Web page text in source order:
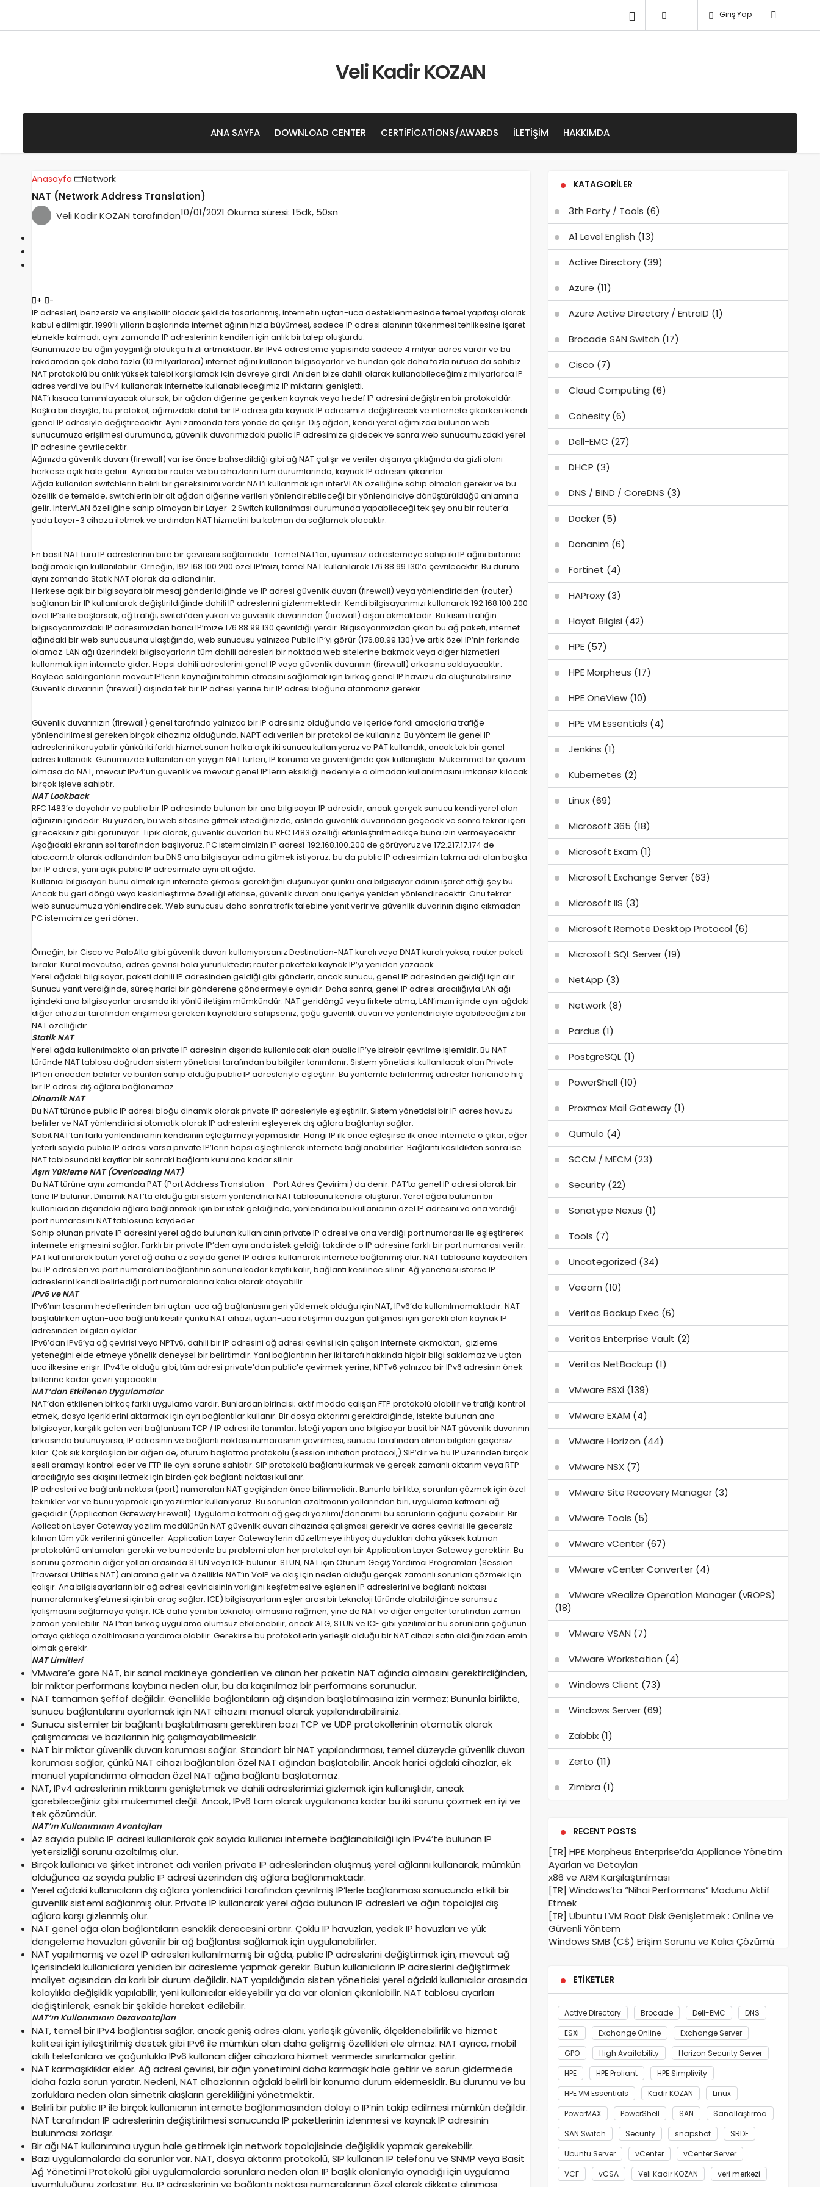
Giriş Yap
Veli Kadir KOZAN
ANA SAYFA DOWNLOAD CENTER CERTIFICATIONS/AWARDS İLETIŞIM HAKKIMDA
Anasayfa Network
NAT (Network Address Translation)
Veli Kadir KOZAN tarafından10/01/2021 Okuma süresi: 15dk, 50sn
+
-
IP adresleri, benzersiz ve erişilebilir olacak şekilde tasarlanmış, internetin uçtan-uca desteklenmesinde temel yapıtaşı olarak
kabul edilmiştir. 1990’lı yılların başlarında internet ağının hızla büyümesi, sadece IP adresi alanının tükenmesi tehlikesine işaret
etmekle kalmadı, aynı zamanda IP adreslerinin kendileri için anlık bir talep oluşturdu.
Günümüzde bu ağın yaygınlığı oldukça hızlı artmaktadır. Bir IPv4 adresleme yapısında sadece 4 milyar adres vardır ve bu
rakdamdan çok daha fazla (10 milyarlarca) internet ağını kullanan bilgisayarlar ve bundan çok daha fazla nufusa da sahibiz.
NAT protokolü bu anlık yüksek talebi karşılamak için devreye girdi. Aniden bize dahili olarak kullanabileceğimiz milyarlarca IP
adres verdi ve bu IPv4 kullanarak internette kullanabileceğimiz IP miktarını genişletti.
NAT’ı kısaca tamımlayacak olursak; bir ağdan diğerine geçerken kaynak veya hedef IP adresini değiştiren bir protokoldür.
Başka bir deyişle, bu protokol, ağımızdaki dahili bir IP adresi gibi kaynak IP adresimizi değiştirecek ve internete çıkarken kendi
genel IP adresiyle değiştirecektir. Aynı zamanda ters yönde de çalışır. Dış ağdan, kendi yerel ağımızda bulunan web
sunucumuza erişilmesi durumunda, güvenlik duvarımızdaki public IP adresimize gidecek ve sonra web sunucumuzdaki yerel
IP adresine çevrilecektir.
Ağınızda güvenlik duvarı (firewall) var ise önce bahsedildiği gibi ağ NAT çalışır ve veriler dışarıya çıktığında da gizli olanı
herkese açık hale getirir. Ayrıca bir router ve bu cihazların tüm durumlarında, kaynak IP adresini çıkarırlar.
Ağda kullanılan switchlerin belirli bir gereksinimi vardır NAT’ı kullanmak için interVLAN özelliğine sahip olmaları gerekir ve bu
özellik de temelde, switchlerin bir alt ağdan diğerine verileri yönlendirebileceği bir yönlendiriciye dönüştürüldüğü anlamına
gelir. InterVLAN özelliğine sahip olmayan bir Layer-2 Switch kullanılması durumunda yapabileceği tek şey onu bir router’a
yada Layer-3 cihaza iletmek ve ardından NAT hizmetini bu katman da sağlamak olacaktır.
En basit NAT türü IP adreslerinin bire bir çevirisini sağlamaktır. Temel NAT’lar, uyumsuz adreslemeye sahip iki IP ağını birbirine
bağlamak için kullanılabilir. Örneğin, 192.168.100.200 özel IP’mizi, temel NAT kullanılarak 176.88.99.130’a çevrilecektir. Bu durum
aynı zamanda Statik NAT olarak da adlandırılır.
Herkese açık bir bilgisayara bir mesaj gönderildiğinde ve IP adresi güvenlik duvarı (firewall) veya yönlendiriciden (router)
sağlanan bir IP kullanılarak değiştirildiğinde dahili IP adreslerini gizlenmektedir. Kendi bilgisayarımızı kullanarak 192.168.100.200
özel IP’si ile başlarsak, ağ trafiği; switch’den yukarı ve güvenlik duvarından (firewall) dışarı akmaktadır. Bu kısım trafiğin
bilgisayarımızdaki IP adresimizden harici IP’mize 176.88.99.130 çevrildiği yerdir. Bilgisayarımızdan çıkan bu ağ paketi, internet
ağındaki bir web sunucusuna ulaştığında, web sunucusu yalnızca Public IP’yi görür (176.88.99.130) ve artık özel IP’nin farkında
olamaz. LAN ağı üzerindeki bilgisayarların tüm dahili adresleri bir noktada web sitelerine bakmak veya diğer hizmetleri
kullanmak için internete gider. Hepsi dahili adreslerini genel IP veya güvenlik duvarının (firewall) arkasına saklayacaktır.
Böylece saldırganların mevcut IP’lerin kaynağını tahmin etmesini sağlamak için birkaç genel IP havuzu da oluşturabilirsiniz.
Güvenlik duvarının (firewall) dışında tek bir IP adresi yerine bir IP adresi bloğuna atanmanız gerekir.
Güvenlik duvarınızın (firewall) genel tarafında yalnızca bir IP adresiniz olduğunda ve içeride farklı amaçlarla trafiğe
yönlendirilmesi gereken birçok cihazınız olduğunda, NAPT adı verilen bir protokol de kullanırız. Bu yöntem ile genel IP
adreslerini koruyabilir çünkü iki farklı hizmet sunan halka açık iki sunucu kullanıyoruz ve PAT kullandık, ancak tek bir genel
adres kullandık. Günümüzde kullanılan en yaygın NAT türleri, IP koruma ve güvenliğinde çok kullanışlıdır. Mükemmel bir çözüm
olmasa da NAT, mevcut IPv4’ün güvenlik ve mevcut genel IP’lerin eksikliği nedeniyle o olmadan kullanılmasını imkansız kılacak
birçok işleve sahiptir.
NAT Lookback
RFC 1483’e dayalıdır ve public bir IP adresinde bulunan bir ana bilgisayar IP adresidir, ancak gerçek sunucu kendi yerel alan
ağınızın içindedir. Bu yüzden, bu web sitesine gitmek istediğinizde, aslında güvenlik duvarından geçecek ve sonra tekrar içeri
gireceksiniz gibi görünüyor. Tipik olarak, güvenlik duvarları bu RFC 1483 özelliği etkinleştirilmedikçe buna izin vermeyecektir.
Aşağıdaki ekranın sol tarafından başlıyoruz. PC istemcimizin IP adresi 192.168.100.200 de görüyoruz ve 172.217.17.174 de
abc.com.tr olarak adlandırılan bu DNS ana bilgisayar adına gitmek istiyoruz, bu da public IP adresimizin takma adı olan başka
bir IP adresi, yani açık public IP adresimizle aynı alt ağda.
Kullanıcı bilgisayarı bunu almak için internete çıkması gerektiğini düşünüyor çünkü ana bilgisayar adının işaret ettiği şey bu.
Ancak bu geri döngü veya keskinleştirme özelliği etkinse, güvenlik duvarı onu içeriye yeniden yönlendirecektir. Onu tekrar
web sunucumuza yönlendirecek. Web sunucusu daha sonra trafik talebine yanıt verir ve güvenlik duvarının dışına çıkmadan
PC istemcimize geri döner.
Örneğin, bir Cisco ve PaloAlto gibi güvenlik duvarı kullanıyorsanız Destination-NAT kuralı veya DNAT kuralı yoksa, router paketi
bırakır. Kural mevcutsa, adres çevirisi hala yürürlüktedir; router paketteki kaynak IP’yi yeniden yazacak.
Yerel ağdaki bilgisayar, paketi dahili IP adresinden geldiği gibi gönderir, ancak sunucu, genel IP adresinden geldiği için alır.
Sunucu yanıt verdiğinde, süreç harici bir gönderene göndermeyle aynıdır. Daha sonra, genel IP adresi aracılığıyla LAN ağı
içindeki ana bilgisayarlar arasında iki yönlü iletişim mümkündür. NAT geridöngü veya firkete atma, LAN’ınızın içinde aynı ağdaki
diğer cihazlar tarafından erişilmesi gereken kaynaklara sahipseniz, çoğu güvenlik duvarı ve yönlendiriciyle açabileceğiniz bir
NAT özelliğidir.
Statik NAT
Yerel ağda kullanılmakta olan private IP adresinin dışarıda kullanılacak olan public IP’ye birebir çevrilme işlemidir. Bu NAT
türünde NAT tablosu doğrudan sistem yöneticisi tarafından bu bilgiler tanımlanır. Sistem yöneticisi kullanılacak olan Private
IP’leri önceden belirler ve bunları sahip olduğu public IP adresleriyle eşleştirir. Bu yöntemle belirlenmiş adresler haricinde hiç
bir IP adresi dış ağlara bağlanamaz.
Dinamik NAT
Bu NAT türünde public IP adresi bloğu dinamik olarak private IP adresleriyle eşleştirilir. Sistem yöneticisi bir IP adres havuzu
belirler ve NAT yönlendiricisi otomatik olarak IP adreslerini eşleyerek dış ağlara bağlantıyı sağlar.
Sabit NAT’tan farkı yönlendiricinin kendisinin eşleştirmeyi yapmasıdır. Hangi IP ilk önce eşleşirse ilk önce internete o çıkar, eğer
yeterli sayıda public IP adresi varsa private IP’lerin hepsi eşleştirilerek internete bağlanabilirler. Bağlantı kesildikten sonra ise
NAT tablosundaki kayıtlar bir sonraki bağlantı kurulana kadar silinir.
Aşırı Yükleme NAT (Overloading NAT)
Bu NAT türüne aynı zamanda PAT (Port Address Translation – Port Adres Çevirimi) da denir. PAT’ta genel IP adresi olarak bir
tane IP bulunur. Dinamik NAT’ta olduğu gibi sistem yönlendirici NAT tablosunu kendisi oluşturur. Yerel ağda bulunan bir
kullanıcıdan dışarıdaki ağlara bağlanmak için bir istek geldiğinde, yönlendirici bu kullanıcının özel IP adresini ve ona verdiği
port numarasını NAT tablosuna kaydeder.
Sahip olunan private IP adresini yerel ağda bulunan kullanıcının private IP adresi ve ona verdiği port numarası ile eşleştirerek
internete erişmesini sağlar. Farklı bir private IP’den aynı anda istek geldiği takdirde o IP adresine farklı bir port numarası verilir.
PAT kullanılarak bütün yerel ağ daha az sayıda genel IP adresi kullanarak internete bağlanmış olur. NAT tablosuna kaydedilen
bu IP adresleri ve port numaraları bağlantının sonuna kadar kayıtlı kalır, bağlantı kesilince silinir. Ağ yöneticisi isterse IP
adreslerini kendi belirlediği port numaralarına kalıcı olarak atayabilir.
IPv6 ve NAT
IPv6’nın tasarım hedeflerinden biri uçtan-uca ağ bağlantısını geri yüklemek olduğu için NAT, IPv6’da kullanılmamaktadır. NAT
başlatılırken uçtan-uca bağlantı kesilir çünkü NAT cihazı; uçtan-uca iletişimin düzgün çalışması için gerekli olan kaynak IP
adresinden bilgileri ayıklar.
IPv6’dan IPv6’ya ağ çevirisi veya NPTv6, dahili bir IP adresini ağ adresi çevirisi için çalışan internete çıkmaktan, gizleme
yeteneğini elde etmeye yönelik deneysel bir belirtimdir. Yani bağlantının her iki tarafı hakkında hiçbir bilgi saklamaz ve uçtan-
uca ilkesine erişir. IPv4’te olduğu gibi, tüm adresi private’dan public’e çevirmek yerine, NPTv6 yalnızca bir IPv6 adresinin önek
bitlerine kadar çeviri yapacaktır.
NAT’dan Etkilenen Uygulamalar
NAT’dan etkilenen birkaç farklı uygulama vardır. Bunlardan birincisi; aktif modda çalışan FTP protokolü olabilir ve trafiği kontrol
etmek, dosya içeriklerini aktarmak için ayrı bağlantılar kullanır. Bir dosya aktarımı gerektirdiğinde, istekte bulunan ana
bilgisayar, karşılık gelen veri bağlantısını TCP / IP adresi ile tanımlar. İsteği yapan ana bilgisayar basit bir NAT güvenlik duvarının
arkasında bulunuyorsa, IP adresinin ve bağlantı noktası numarasının çevrilmesi, sunucu tarafından alınan bilgileri geçersiz
kılar. Çok sık karşılaşılan bir diğeri de, oturum başlatma protokolü (session initiation protocol,) SIP’dir ve bu IP üzerinden birçok
sesli aramayı kontrol eder ve FTP ile aynı soruna sahiptir. SIP protokolü bağlantı kurmak ve gerçek zamanlı aktarım veya RTP
aracılığıyla ses akışını iletmek için birden çok bağlantı noktası kullanır.
IP adresleri ve bağlantı noktası (port) numaraları NAT geçişinden önce bilinmelidir. Bununla birlikte, sorunları çözmek için özel
teknikler var ve bunu yapmak için yazılımlar kullanıyoruz. Bu sorunları azaltmanın yollarından biri, uygulama katmanı ağ
geçididir (Application Gateway Firewall). Uygulama katmanı ağ geçidi yazılımı/donanımı bu sorunların çoğunu çözebilir. Bir
Aplication Layer Gateway yazılım modülünün NAT güvenlik duvarı cihazında çalışması gerekir ve adres çevirisi ile geçersiz
kılınan tüm yük verilerini günceller. Application Layer Gateway’lerin düzeltmeye ihtiyaç duydukları daha yüksek katman
protokolünü anlamaları gerekir ve bu nedenle bu problemi olan her protokol ayrı bir Application Layer Gateway gerektirir. Bu
sorunu çözmenin diğer yolları arasında STUN veya ICE bulunur. STUN, NAT için Oturum Geçiş Yardımcı Programları (Session
Traversal Utilities NAT) anlamına gelir ve özellikle NAT’ın VoIP ve akış için neden olduğu gerçek zamanlı sorunları çözmek için
çalışır. Ana bilgisayarların bir ağ adresi çeviricisinin varlığını keşfetmesi ve eşlenen IP adreslerini ve bağlantı noktası
numaralarını keşfetmesi için bir araç sağlar. ICE) bilgisayarların eşler arası bir teknoloji türünde olabildiğince sorunsuz
çalışmasını sağlamaya çalışır. ICE daha yeni bir teknoloji olmasına rağmen, yine de NAT ve diğer engeller tarafından zaman
zaman yenilebilir. NAT’tan birkaç uygulama olumsuz etkilenebilir, ancak ALG, STUN ve ICE gibi yazılımlar bu sorunların çoğunun
ortaya çıktıkça azaltılmasına yardımcı olabilir. Gerekirse bu protokollerin yerleşik olduğu bir NAT cihazı satın aldığınızdan emin
olmak gerekir.
NAT Limitleri
VMware’e göre NAT, bir sanal makineye gönderilen ve alınan her paketin NAT ağında olmasını gerektirdiğinden,
bir miktar performans kaybına neden olur, bu da kaçınılmaz bir performans sorunudur.
NAT tamamen şeffaf değildir. Genellikle bağlantıların ağ dışından başlatılmasına izin vermez; Bununla birlikte,
sunucu bağlantılarını ayarlamak için NAT cihazını manuel olarak yapılandırabilirsiniz.
Sunucu sistemler bir bağlantı başlatılmasını gerektiren bazı TCP ve UDP protokollerinin otomatik olarak
çalışmaması ve bazılarının hiç çalışmayabilmesidir.
NAT bir miktar güvenlik duvarı koruması sağlar. Standart bir NAT yapılandırması, temel düzeyde güvenlik duvarı
koruması sağlar, çünkü NAT cihazı bağlantıları özel NAT ağından başlatabilir. Ancak harici ağdaki cihazlar, ek
manuel yapılandırma olmadan özel NAT ağına bağlantı başlatamaz.
NAT, IPv4 adreslerinin miktarını genişletmek ve dahili adreslerimizi gizlemek için kullanışlıdır, ancak
görebileceğiniz gibi mükemmel değil. Ancak, IPv6 tam olarak uygulanana kadar bu iki sorunu çözmek en iyi ve
tek çözümdür.
NAT’ın Kullanımının Avantajları
Az sayıda public IP adresi kullanılarak çok sayıda kullanıcı internete bağlanabildiği için IPv4’te bulunan IP
yetersizliği sorunu azaltılmış olur.
Birçok kullanıcı ve şirket intranet adı verilen private IP adreslerinden oluşmuş yerel ağlarını kullanarak, mümkün
olduğunca az sayıda public IP adresi üzerinden dış ağlara bağlanmaktadır.
Yerel ağdaki kullanıcıların dış ağlara yönlendirici tarafından çevrilmiş IP’lerle bağlanması sonucunda etkili bir
güvenlik sistemi sağlanmış olur. Private IP kullanarak yerel ağda bulunan IP adresleri ve ağın topolojisi dış
ağlara karşı gizlenmiş olur.
NAT genel ağa olan bağlantıların esneklik derecesini artırır. Çoklu IP havuzları, yedek IP havuzları ve yük
dengeleme havuzları güvenilir bir ağ bağlantısı sağlamak için uygulanabilirler.
NAT yapılmamış ve özel IP adresleri kullanılmamış bir ağda, public IP adreslerini değiştirmek için, mevcut ağ
içerisindeki kullanıcılara yeniden bir adresleme yapmak gerekir. Bütün kullanıcıların IP adreslerini değiştirmek
maliyet açısından da karlı bir durum değildir. NAT yapıldığında sisten yöneticisi yerel ağdaki kullanıcılar arasında
kolaylıkla değişiklik yapılabilir, yeni kullanıcılar ekleyebilir ya da var olanları çıkarılabilir. NAT tablosu ayarları
değiştirilerek, esnek bir şekilde hareket edilebilir.
NAT’ın Kullanımının Dezavantajları
NAT, temel bir IPv4 bağlantısı sağlar, ancak geniş adres alanı, yerleşik güvenlik, ölçeklenebilirlik ve hizmet
kalitesi için iyileştirilmiş destek gibi IPv6 ile mümkün olan daha gelişmiş özellikleri ele almaz. NAT ayrıca, mobil
akıllı telefonlara ve çoğunlukla IPv6 kullanan diğer cihazlara hizmet vermede sınırlamalar getirir.
NAT karmaşıklıklar ekler. Ağ adresi çevirisi, bir ağın yönetimini daha karmaşık hale getirir ve sorun gidermede
daha fazla sorun yaratır. Nedeni, NAT cihazlarının ağdaki belirli bir konuma durum eklemesidir. Bu durumu ve bu
zorluklara neden olan simetrik akışların gerekliliğini yönetmektir.
Belirli bir public IP ile birçok kullanıcının internete bağlanmasından dolayı o IP’nin takip edilmesi mümkün değildir.
NAT tarafından IP adreslerinin değiştirilmesi sonucunda IP paketlerinin izlenmesi ve kaynak IP adresinin
bulunması zorlaşır.
Bir ağı NAT kullanımına uygun hale getirmek için network topolojisinde değişiklik yapmak gerekebilir.
Bazı uygulamalarda da sorunlar var. NAT, dosya aktarım protokolü, SIP kullanan IP telefonu ve SNMP veya Basit
Ağ Yönetimi Protokolü gibi uygulamalarda sorunlara neden olan IP başlık alanlarıyla oynadığı için uygulama
uyumluluğunu zorlaştırır. Bu, IP adreslerinin ve bağlantı noktası numaralarının özel olarak dikkate alınması
KATAGORILER
3th Party / Tools (6)
A1 Level English (13)
Active Directory(39)
Azure (11)
Azure Active Directory / EntraID (1)
Brocade SAN Switch (17)
Cisco (7)
Cloud Computing (6)
Cohesity(6)
Dell-EMC (27)
DHCP (3)
DNS / BIND / CoreDNS (3)
Docker(5)
Donanim (6)
Fortinet (4)
HAProxy(3)
Hayat Bilgisi (42)
HPE(57)
HPE Morpheus (17)
HPE OneView(10)
HPE VM Essentials (4)
Jenkins (1)
Kubernetes (2)
Linux(69)
Microsoft 365 (18)
Microsoft Exam (1)
Microsoft Exchange Server(63)
Microsoft IIS (3)
Microsoft Remote Desktop Protocol (6)
Microsoft SQL Server(19)
NetApp (3)
Network(8)
Pardus (1)
PostgreSQL(1)
PowerShell (10)
Proxmox Mail Gateway(1)
Qumulo (4)
SCCM / MECM (23)
Security(22)
Sonatype Nexus (1)
Tools (7)
Uncategorized (34)
Veeam (10)
Veritas Backup Exec(6)
Veritas Enterprise Vault (2)
Veritas NetBackup (1)
VMware ESXi (139)
VMware EXAM (4)
VMware Horizon (44)
VMware NSX(7)
VMware Site Recovery Manager(3)
VMware Tools (5)
VMware vCenter(67)
VMware vCenter Converter(4)
VMware vRealize Operation Manager (vROPS)
(18)
VMware VSAN (7)
VMware Workstation (4)
Windows Client (73)
Windows Server(69)
Zabbix(1)
Zerto (11)
Zimbra (1)
RECENT POSTS
[TR] HPE Morpheus Enterprise’da Appliance Yönetim
Ayarları ve Detayları
x86 ve ARM Karşılaştırılması
[TR] Windows’ta “Nihai Performans” Modunu Aktif
Etmek
[TR] Ubuntu LVM Root Disk Genişletmek : Online ve
Güvenli Yöntem
Windows SMB (C$) Erişim Sorunu ve Kalıcı Çözümü
ETIKETLER
Active Directory Brocade Dell-EMC
DNS
ESXi
Exchange Online
Exchange Server
GPO
High Availability
Horizon Security Server
HPE
HPE Proliant
HPE Simplivity
HPE VM Essentials
Kadir KOZAN
Linux
PowerMAX
PowerShell SAN
Sanallaştırma
SAN Switch
Security snapshot
SRDF
Ubuntu Server
vCenter
vCenter Server
VCF
vCSA Veli Kadir KOZAN veri merkezi